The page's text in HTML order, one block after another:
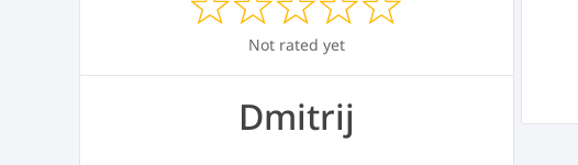
Not rated yet
Dmitrij